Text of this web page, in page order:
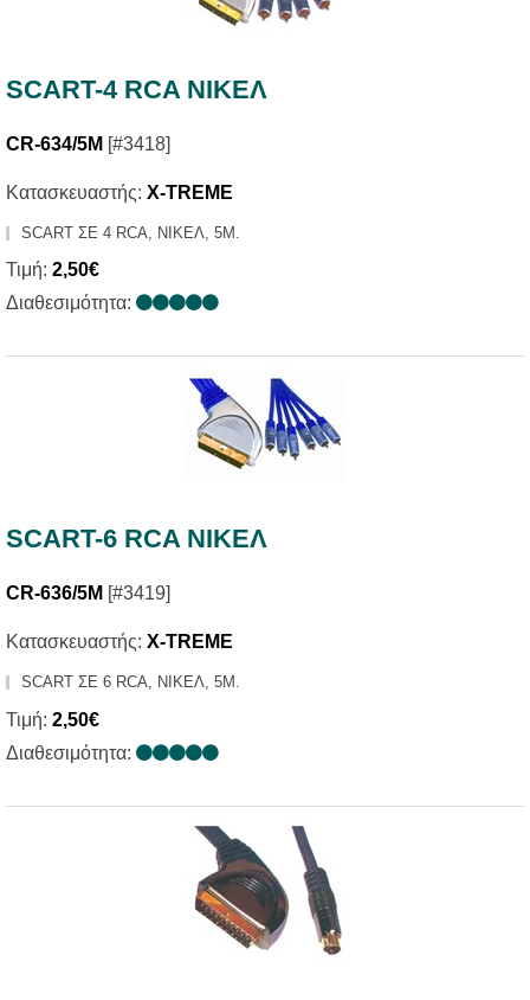
SCART-4 RCA ΝΙΚΕΛ
CR-634/5M [#3418]
Κατασκευαστής: X-TREME
SCART ΣΕ 4 RCA, ΝΙΚΕΛ, 5Μ.
Τιμή: 2,50€
Διαθεσιμότητα:
SCART-6 RCA ΝΙΚΕΛ
CR-636/5M [#3419]
Κατασκευαστής: X-TREME
SCART ΣΕ 6 RCA, ΝΙΚΕΛ, 5Μ.
Τιμή: 2,50€
Διαθεσιμότητα: